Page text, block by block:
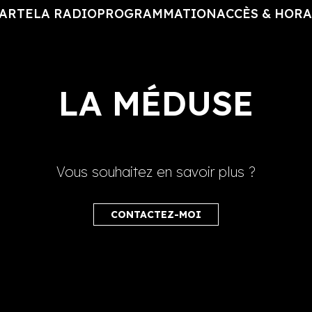
LA RADIOPROGRAMMATIONACCÈS &
LA MÉDUSE
Vous souhaitez en savoir plus ?
CONTACTEZ-MOI